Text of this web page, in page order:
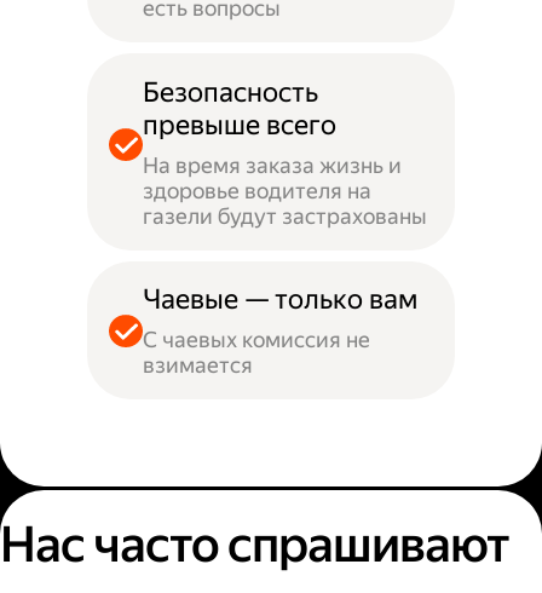
есть вопросы
Безопасность
превыше всего
На время заказа жизнь и
здоровье водителя на
газели будут застрахованы
Чаевые — только вам
С чаевых комиссия не
взимается
Нас часто спрашивают